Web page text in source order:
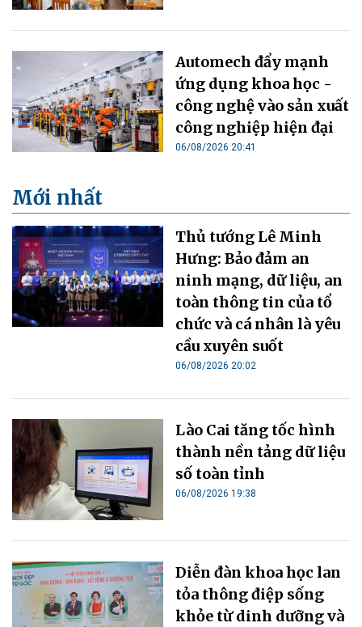
Automech đẩy mạnh
ứng dụng khoa học -
công nghệ vào sản xuất
công nghiệp hiện đại
06/08/2026 20:41
Mới nhất
Thủ tướng Lê Minh
Hưng: Bảo đảm an
ninh mạng, dữ liệu, an
toàn thông tin của tổ
chức và cá nhân là yêu
cầu xuyên suốt
06/08/2026 20:02
Lào Cai tăng tốc hình
thành nền tảng dữ liệu
số toàn tỉnh
06/08/2026 19:38
Diễn đàn khoa học lan
tỏa thông điệp sống
khỏe từ dinh dưỡng và